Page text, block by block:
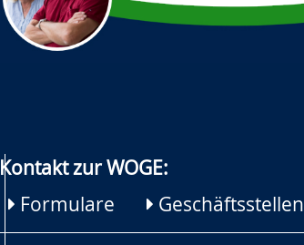
Kontakt zur WOGE:
Formulare
Geschäftsstellen